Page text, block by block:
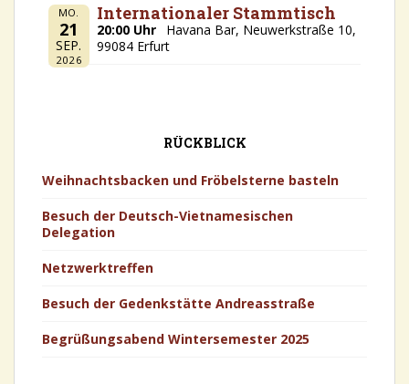
MO.
21
SEP.
2026
Internationaler Stammtisch
20:00 Uhr
Havana Bar, Neuwerkstraße 10,
99084 Erfurt
RÜCKBLICK
Weihnachtsbacken und Fröbelsterne basteln
Besuch der Deutsch-Vietnamesischen
Delegation
Netzwerktreffen
Besuch der Gedenkstätte Andreasstraße
Begrüßungsabend Wintersemester 2025